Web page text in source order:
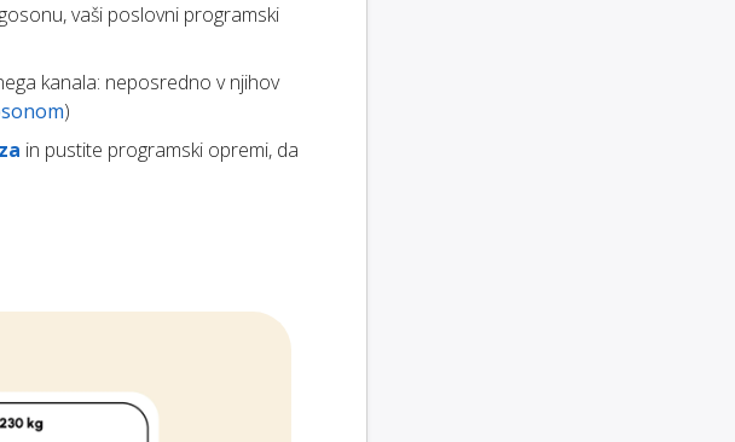
vaši poslovni programski
kanala: neposredno v njihov
)
in pustite programski opremi, da